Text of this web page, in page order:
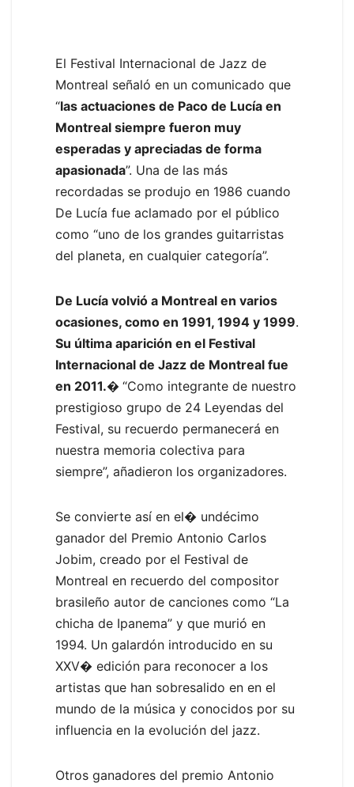
El Festival Internacional de Jazz de
Montreal señaló en un comunicado que
“las actuaciones de Paco de Lucía en
Montreal siempre fueron muy
esperadas y apreciadas de forma
apasionada”. Una de las más
recordadas se produjo en 1986 cuando
De Lucía fue aclamado por el público
como “uno de los grandes guitarristas
del planeta, en cualquier categoría”.
De Lucía volvió a Montreal en varios
ocasiones, como en 1991, 1994 y 1999.
Su última aparición en el Festival
Internacional de Jazz de Montreal fue
en 2011.� “Como integrante de nuestro
prestigioso grupo de 24 Leyendas del
Festival, su recuerdo permanecerá en
nuestra memoria colectiva para
siempre”, añadieron los organizadores.
Se convierte así en el� undécimo
ganador del Premio Antonio Carlos
Jobim, creado por el Festival de
Montreal en recuerdo del compositor
brasileño autor de canciones como “La
chicha de Ipanema” y que murió en
1994. Un galardón introducido en su
XXV� edición para reconocer a los
artistas que han sobresalido en en el
mundo de la música y conocidos por su
influencia en la evolución del jazz.
Otros ganadores del premio Antonio